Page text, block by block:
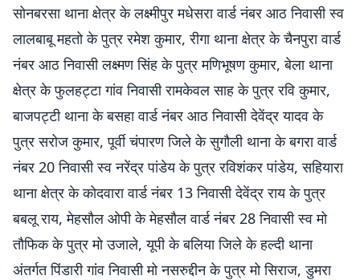
सोनबरसा थाना क्षेत्र के लक्ष्मीपुर मधेसरा वार्ड नंबर आठ निवासी स्व
लालबाबू महतो के पुत्र रमेश कुमार, रीगा थाना क्षेत्र के चैनपुरा वार्ड
नंबर आठ निवासी लक्ष्मण सिंह के पुत्र मणिभूषण कुमार, बेला थाना
क्षेत्र के फुलहट्टा गांव निवासी रामकेवल साह के पुत्र रवि कुमार,
बाजपट्टी थाना के बसहा वार्ड नंबर आठ निवासी देवेंद्र यादव के
पुत्र सरोज कुमार, पूर्वी चंपारण जिले के सुगौली थाना के बगरा वार्ड
नंबर 20 निवासी स्व नरेंद्र पांडेय के पुत्र रविशंकर पांडेय, सहियारा
थाना क्षेत्र के कोदवारा वार्ड नंबर 13 निवासी देवेंद्र राय के पुत्र
बबलू राय, मेहसौल ओपी के मेहसौल वार्ड नंबर 28 निवासी स्व मो
तौफिक के पुत्र मो उजाले, यूपी के बलिया जिले के हल्दी थाना
अंतर्गत पिंडारी गांव निवासी मो नसरुद्दीन के पुत्र मो सिराज, डुमरा